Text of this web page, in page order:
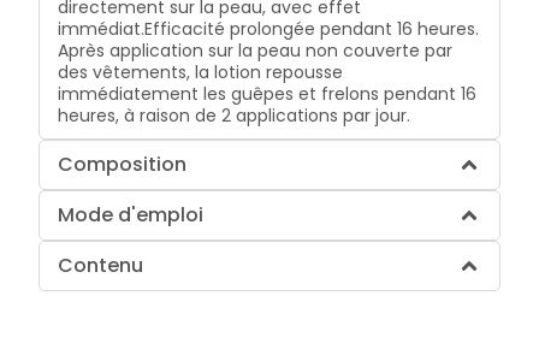
directement sur la peau, avec effet
immédiat.Efficacité prolongée pendant 16 heures.
Après application sur la peau non couverte par
des vêtements, la lotion repousse
immédiatement les guêpes et frelons pendant 16
heures, à raison de 2 applications par jour.
Composition
Mode d'emploi
Contenu